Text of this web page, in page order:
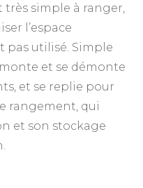
très simple à ranger,
l’espace
pas utilisé. Simple
et se démonte
et se replie pour
rangement, qui
et son stockage